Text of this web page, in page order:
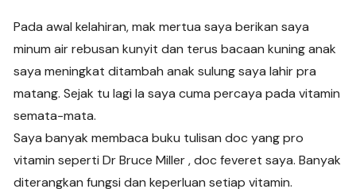
Pada awal kelahiran, mak mertua saya berikan saya
minum air rebusan kunyit dan terus bacaan kuning anak
saya meningkat ditambah anak sulung saya lahir pra
matang. Sejak tu lagi la saya cuma percaya pada vitamin
semata-mata.
Saya banyak membaca buku tulisan doc yang pro
vitamin seperti Dr Bruce Miller , doc feveret saya. Banyak
diterangkan fungsi dan keperluan setiap vitamin.